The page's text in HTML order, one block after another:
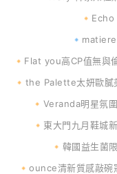
🔸Flat you高CP值無與
🔸the Palette太妍歐膩
🔸Veranda明星氛
🔸東大門九月鞋城
🔸韓國益生菌
🔸ounce清新質感敲碗